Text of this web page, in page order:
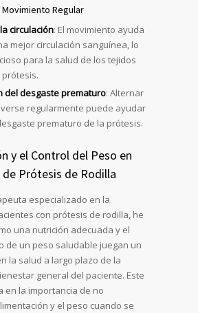
Regular
circulación: El movimiento ayuda
mejor circulación sanguínea, lo
para la salud de los tejidos
del desgaste prematuro: Alternar
regularmente puede ayudar
prematuro de la prótesis.
y el Control del Peso en
Prótesis de Rodilla
especializado en la
con prótesis de rodilla, he
una nutrición adecuada y el
de un peso saludable juegan un
la salud a largo plazo de la
general del paciente. Este
en la importancia de no
y el peso cuando se